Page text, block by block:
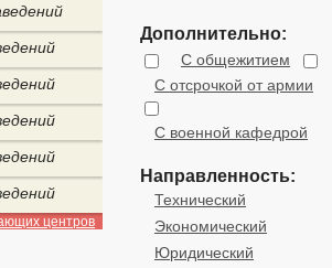
Дополнительно:
С общежитием
С отсрочкой от армии
С военной кафедрой
Направленность:
Технический
Экономический
Юридический
центров